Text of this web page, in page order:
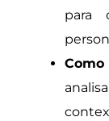
para